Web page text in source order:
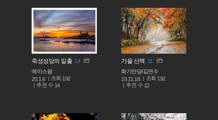
죽성성당의 일출 14
에이스팜
20.1.6
조회 192
추천 수 14
가을 산책 11
화기만당/김연수
19.11.18
조회 192
추천 수 12